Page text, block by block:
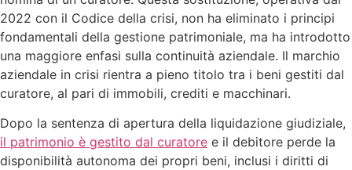
2022 con il Codice della crisi, non ha eliminato i principi
fondamentali della gestione patrimoniale, ma ha introdotto
una maggiore enfasi sulla continuità aziendale. Il marchio
aziendale in crisi rientra a pieno titolo tra i beni gestiti dal
curatore, al pari di immobili, crediti e macchinari.
Dopo la sentenza di apertura della liquidazione giudiziale,
il patrimonio è gestito dal curatore e il debitore perde la
disponibilità autonoma dei propri beni, inclusi i diritti di